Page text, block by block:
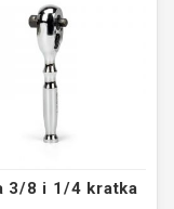
3/8 i 1/4 kratka